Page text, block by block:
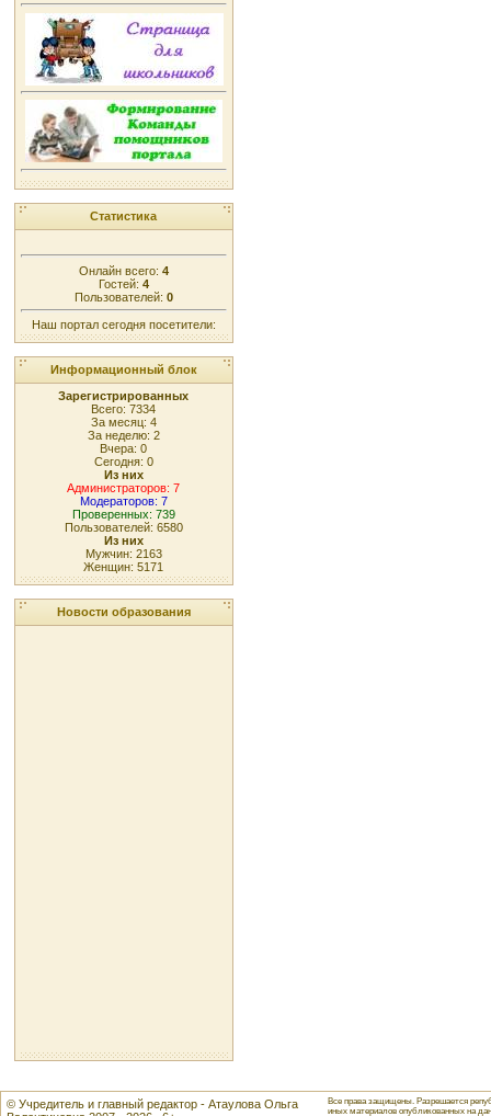
Статистика
Онлайн всего: 4
Гостей: 4
Пользователей: 0
Наш портал сегодня посетители:
Информационный блок
Зарегистрированных
Всего: 7334
За месяц: 4
За неделю: 2
Вчера: 0
Сегодня: 0
Из них
Администраторов: 7
Модераторов: 7
Проверенных: 739
Пользователей: 6580
Из них
Мужчин: 2163
Женщин: 5171
Новости образования
© Учредитель и главный редактор - Атаулова Ольга
Все права защищены. Разрешается
иных материалов опубликованных на